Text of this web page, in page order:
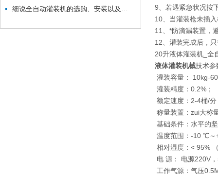
9、若遇紧急状况按
10、当灌装枪未插
11、*防滴漏装置，
12、灌装完成后，
20升液体灌装机_全
液体灌装机械技术参
灌装容量： 10kg-
灌装精度：0.2%；
额定速度：2-4桶/
称量装置：zui大称
基础条件：水平的
温度范围：-10 ℃
相对湿度：< 95%
电 源： 电源220V
工作气源：气压